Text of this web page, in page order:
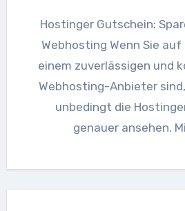
Hostinger Gutschein: Sparen Sie bei Ihrem
Webhosting Wenn Sie auf
einem zuverlässigen und
Webhosting-Anbieter
unbedingt die
genauer ansehen.